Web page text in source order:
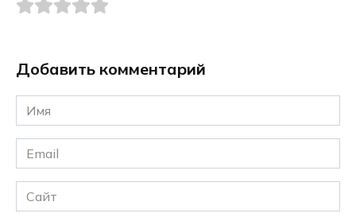
Добавить комментарий
Имя
*
Email
*
Сайт